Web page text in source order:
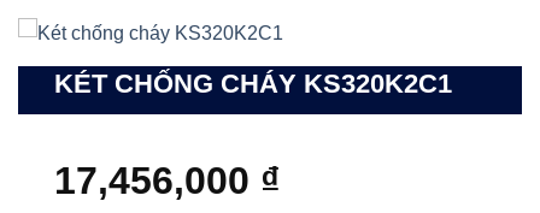
KÉT CHỐNG CHÁY KS320K2C1
17,456,000 ₫